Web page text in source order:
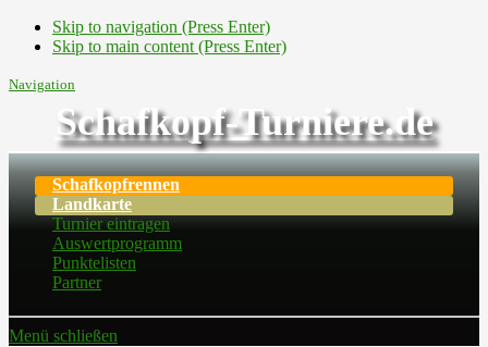
Skip to navigation (Press Enter)
Skip to main content (Press Enter)
Navigation
Schafkopf-Turniere.de
Schafkopfrennen
Landkarte
Turnier eintragen
Auswertprogramm
Punktelisten
Partner
Menü schließen